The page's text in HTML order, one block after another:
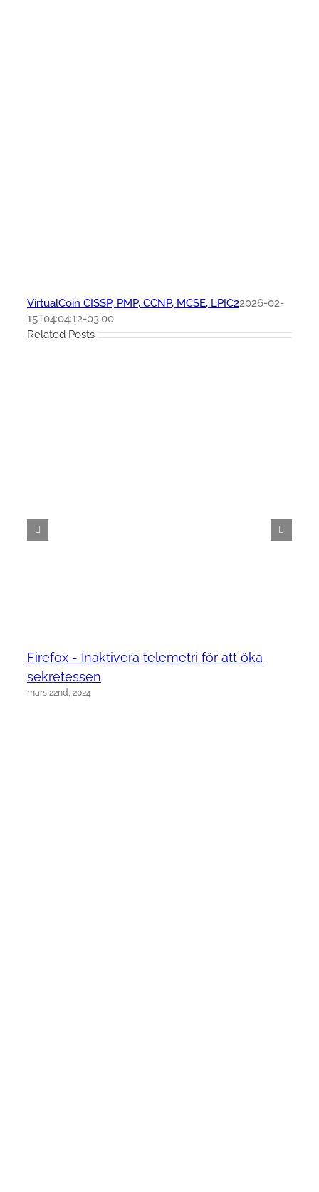
VirtualCoin CISSP, PMP, CCNP, MCSE, LPIC22026-02-
15T04:04:12-03:00
Related Posts
Firefox - Inaktivera telemetri för att öka
sekretessen
mars 22nd, 2024